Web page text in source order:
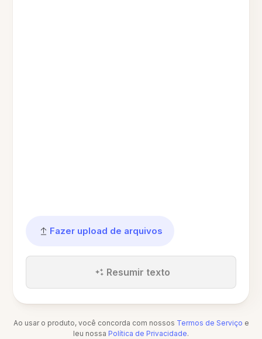
Fazer upload de arquivos
Resumir texto
Ao usar o produto, você concorda com nossos Termos de Serviço e
leu nossa Política de Privacidade.